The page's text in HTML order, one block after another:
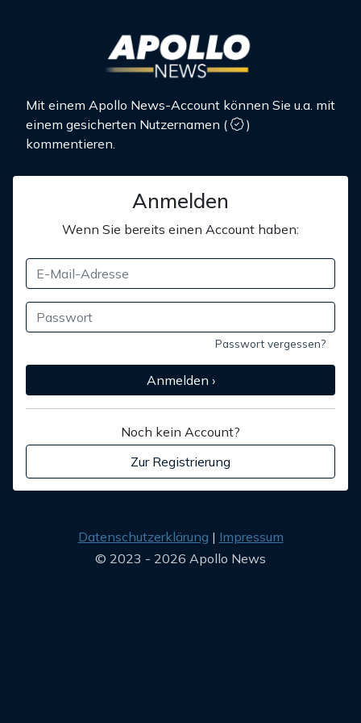
Mit einem Apollo News-Account können Sie u.a. mit
einem gesicherten Nutzernamen (
)
kommentieren.
Anmelden
Wenn Sie bereits einen Account haben:
Passwort vergessen?
Anmelden ›
Noch kein Account?
Zur Registrierung
Datenschutzerklärung
Impressum
© 2023 - 2026 Apollo News